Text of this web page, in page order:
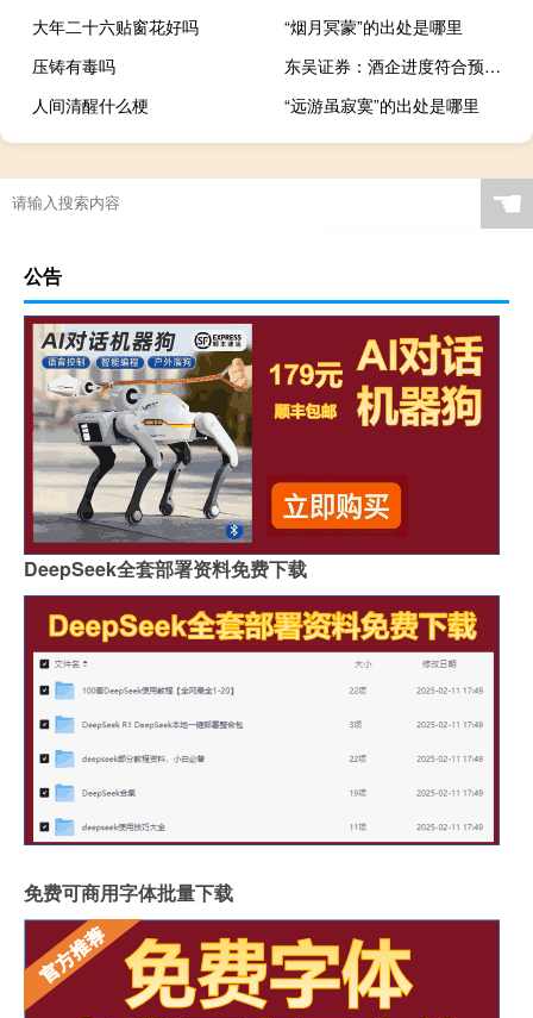
大年二十六贴窗花好吗
“烟月冥蒙”的出处是哪里
压铸有毒吗
东吴证券：酒企进度符合预期渠道积极走量
人间清醒什么梗
“远游虽寂寞”的出处是哪里
☚
公告
DeepSeek全套部署资料免费下载
免费可商用字体批量下载